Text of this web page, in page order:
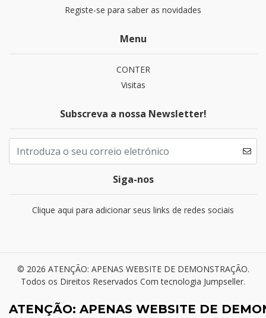
Registe-se para saber as novidades
Menu
CONTER
Visitas
Subscreva a nossa Newsletter!
Siga-nos
Clique aqui para adicionar seus links de redes sociais
© 2026 ATENÇÃO: APENAS WEBSITE DE DEMONSTRAÇÃO.
Todos os Direitos Reservados Com tecnologia Jumpseller.
ATENÇÃO: APENAS WEBSITE DE